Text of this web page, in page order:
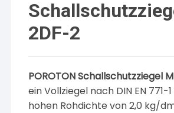
2DF-2
POROTON Schallschutzziegel
ein Vollziegel nach DIN EN 771-
hohen Rohdichte von 2,0 kg/